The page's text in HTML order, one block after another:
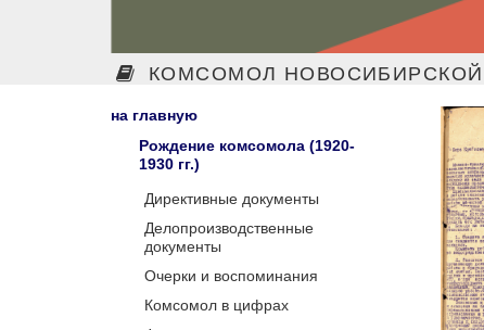
КОМСОМОЛ
на главную
Рождение комсомола (1920-
1930 гг.)
Директивные документы
Делопроизводственные
документы
Очерки и воспоминания
Комсомол в цифрах